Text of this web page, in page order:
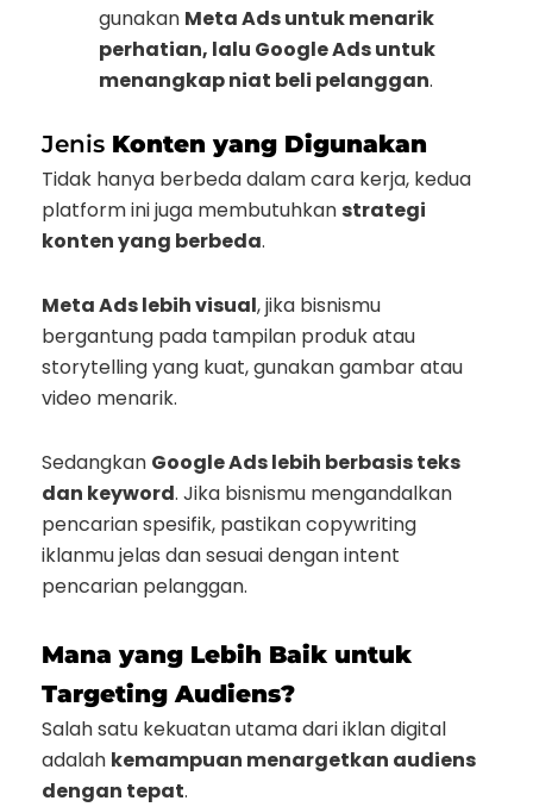
gunakan Meta Ads untuk menarik
perhatian, lalu Google Ads untuk
menangkap niat beli pelanggan.
Jenis Konten yang Digunakan
Tidak hanya berbeda dalam cara kerja, kedua
platform ini juga membutuhkan strategi
konten yang berbeda.
Meta Ads lebih visual, jika bisnismu
bergantung pada tampilan produk atau
storytelling yang kuat, gunakan gambar atau
video menarik.
Sedangkan Google Ads lebih berbasis teks
dan keyword. Jika bisnismu mengandalkan
pencarian spesifik, pastikan copywriting
iklanmu jelas dan sesuai dengan intent
pencarian pelanggan.
Mana yang Lebih Baik untuk
Targeting Audiens?
Salah satu kekuatan utama dari iklan digital
adalah kemampuan menargetkan audiens
dengan tepat.